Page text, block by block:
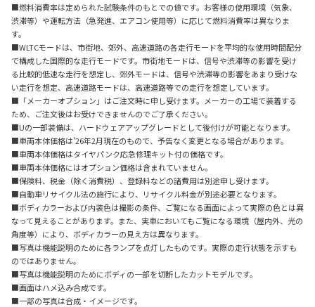
■燃料消費率は定められた試験条件のもとでの値です。お客様の使用環境（気象、
渋滞等）や運転方法（急発進、エアコン使用等）に応じて燃料消費率は異なりま
す。
■WLTCモードは、市街地、郊外、高速道路の各走行モードを平均的な使用時間配分
で構成した国際的な走行モードです。市街地モードは、信号や渋滞等の影響を受け
る比較的低速な走行を想定し、郊外モードは、信号や渋滞等の影響をあまり受けな
い走行を想定、高速道路モードは、高速道路等での走行を想定しています。
■「メーカーオプション」はご注文時に申し受けます。メーカーの工場で装着する
ため、ご注文後はお受けできませんのでご了承ください。
■Uの一部装備は、ハードウェアアップグレードとして後付けが可能となります。
■車両本体価格は'26年2月現在のもので、予告なく変更となる場合があります。
■車両本体価格はタイヤパンク応急修理キット付の価格です。
■車両本体価格にはオプション価格は含まれていません。
■保険料、税金（除く消費税）、登録料などの諸費用は別途申し受けます。
■自動車リサイクル法の施行により、リサイクル料金が別途必要となります。
■ボディカラーおよび内装色は撮影の条件、ご覧になる画面によって実際の色とは異
なって見えることがあります。また、実車においてもご覧になる環境（屋内外、光の
角度等）により、ボディカラーの見え方は異なります。
■写真は機能説明のために各ランプを点灯したものです。実際の走行状態を示すも
のではありません。
■写真は機能説明のためにボディの一部を切断したカットモデルです。
■画面はハメ込み合成です。
■一部の写真は合成・イメージです。